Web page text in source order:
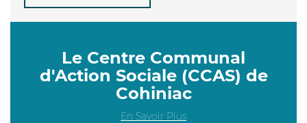
Le Centre Communal
d'Action Sociale (CCAS) de
Cohiniac
En Savoir Plus